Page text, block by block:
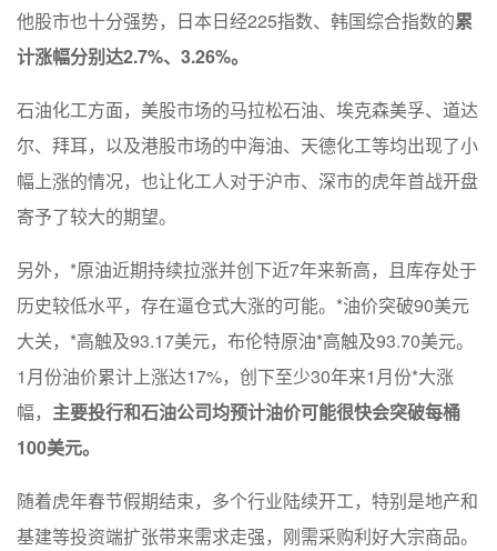
他股市也十分强势，日本日经225指数、韩国综合指数的累
计涨幅分别达2.7%、3.26%。
石油化工方面，美股市场的马拉松石油、埃克森美孚、道达
尔、拜耳，以及港股市场的中海油、天德化工等均出现了小
幅上涨的情况，也让化工人对于沪市、深市的虎年首战开盘
寄予了较大的期望。
另外，*原油近期持续拉涨并创下近7年来新高，且库存处于
历史较低水平，存在逼仓式大涨的可能。*油价突破90美元
大关，*高触及93.17美元，布伦特原油*高触及93.70美元。
1月份油价累计上涨达17%，创下至少30年来1月份*大涨
幅， 主要投行和石油公司均预计油价可能很快会突破每桶
100美元。
随着虎年春节假期结束，多个行业陆续开工，特别是地产和
基建等投资端扩张带来需求走强，刚需采购利好大宗商品。